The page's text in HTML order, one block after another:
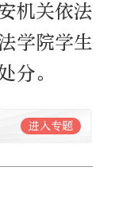
机关依法
学院学生
分。
进入专题